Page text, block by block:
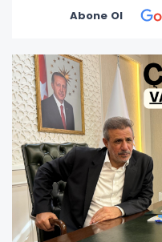
Abone Ol